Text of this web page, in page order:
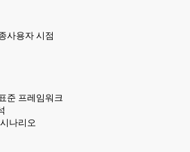
사용자 시점
준 프레임워크
나리오